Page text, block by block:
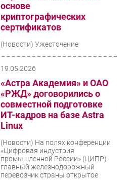
основе
криптографических
сертификатов
(Новости) Ужесточение
делает неизбежным отказ от
в пользу...
19.05.2026
«Астра Академия» и ОАО
«РЖД» договорились о
совместной подготовке
ИТ-кадров на базе Astra
Linux
(Новости) На полях конференции
«Цифровая индустрия
промышленной России» (ЦИПР)
главный железнодорожный
перевозчик страны открытое